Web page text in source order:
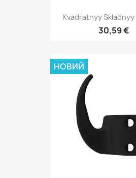
Kvadratnyy Skladnyy
30,59 €
НОВИЙ